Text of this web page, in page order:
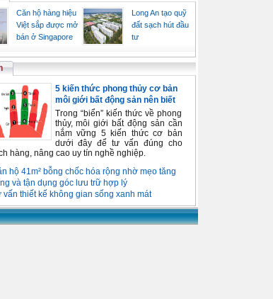
Căn hộ hàng hiệu
Việt sắp được mở
bán ở Singapore
Long An tạo quỹ
đất sạch hút đầu
tư
5 kiến thức phong thủy cơ bản
môi giới bất động sản nên biết
Trong “biển” kiến thức về phong
thủy, môi giới bất động sản cần
nắm vững 5 kiến thức cơ bản
dưới đây để tư vấn đúng cho
hàng, nâng cao uy tín nghề nghiệp.
hộ 41m² bỗng chốc hóa rộng nhờ mẹo tăng
và tận dụng góc lưu trữ hợp lý
vấn thiết kế không gian sống xanh mát